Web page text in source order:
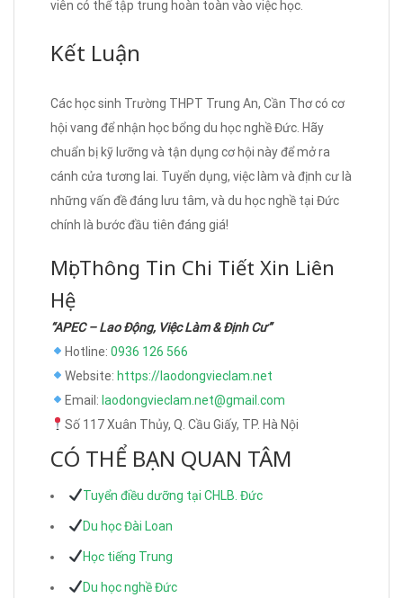
viên có thể tập trung hoàn toàn vào việc học.
Kết Luận
Các học sinh Trường THPT Trung An, Cần Thơ có cơ
hội vang để nhận học bổng du học nghề Đức. Hãy
chuẩn bị kỹ lưỡng và tận dụng cơ hội này để mở ra
cánh cửa tương lai. Tuyển dụng, việc làm và định cư là
những vấn đề đáng lưu tâm, và du học nghề tại Đức
chính là bước đầu tiên đáng giá!
Mọi Thông Tin Chi Tiết Xin Liên
Hệ
“APEC – Lao Động, Việc Làm & Định Cư”
Hotline: 0936 126 566
Website: https://laodongvieclam.net
Email: laodongvieclam.net@gmail.com
Số 117 Xuân Thủy, Q. Cầu Giấy, TP. Hà Nội
CÓ THỂ BẠN QUAN TÂM
Tuyển điều dưỡng tại CHLB. Đức
Du học Đài Loan
Học tiếng Trung
Du học nghề Đức